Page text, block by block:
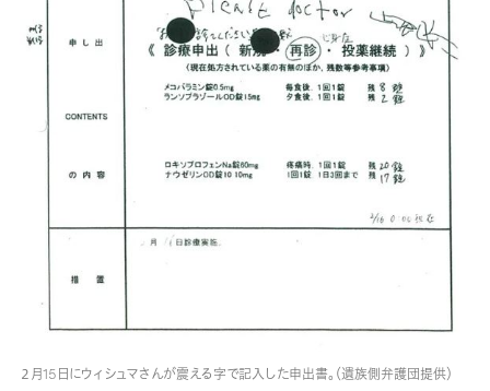
２月15日にウィシュマさんが震える字で記入した申出書。（遺族側弁護団提供）